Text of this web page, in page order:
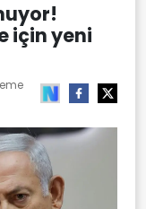
için yeni